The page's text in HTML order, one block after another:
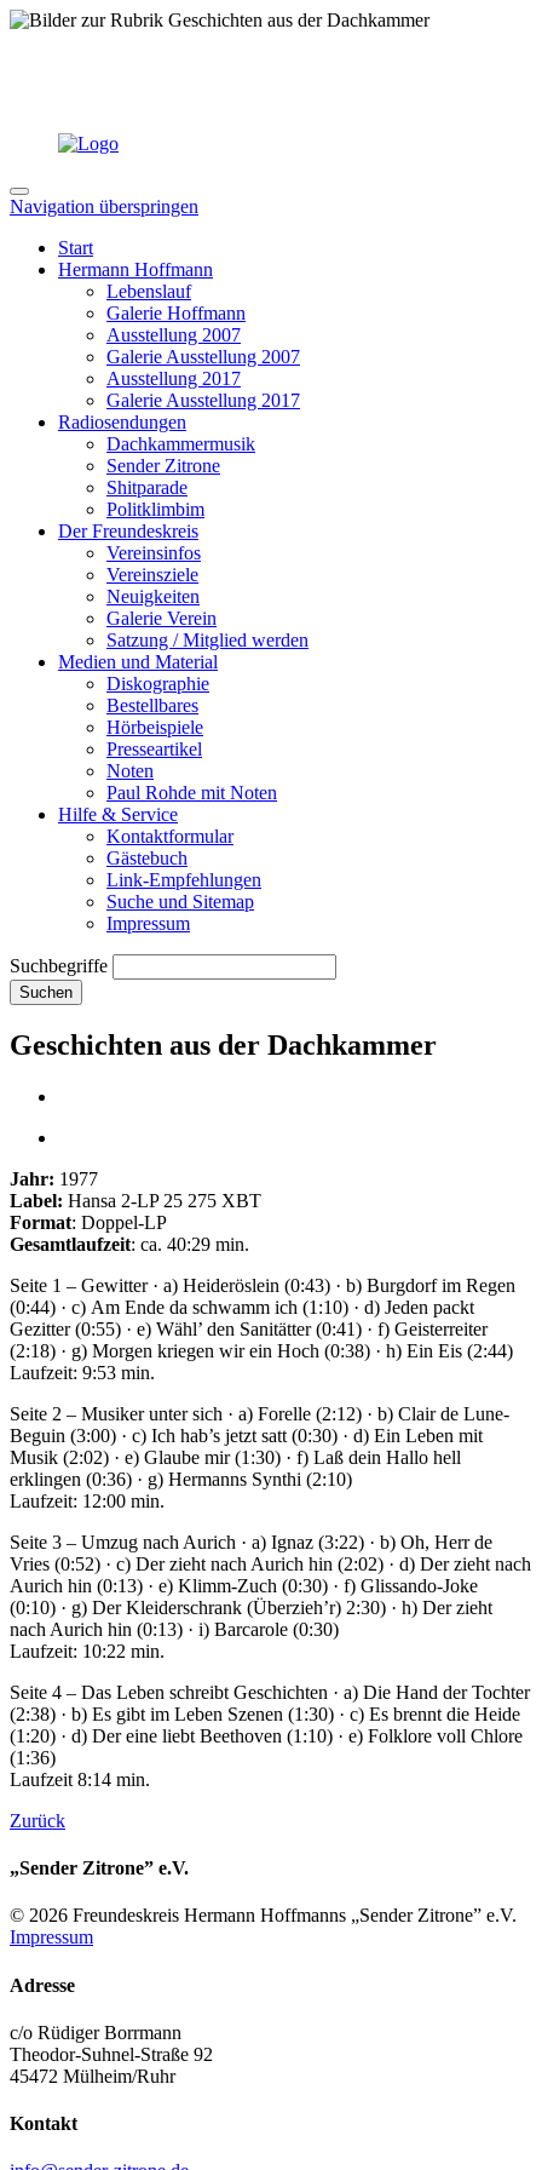
Navigation überspringen
Start
Hermann Hoffmann
Lebenslauf
Galerie Hoffmann
Ausstellung 2007
Galerie Ausstellung 2007
Ausstellung 2017
Galerie Ausstellung 2017
Radiosendungen
Dachkammermusik
Sender Zitrone
Shitparade
Politklimbim
Der Freundeskreis
Vereinsinfos
Vereinsziele
Neuigkeiten
Galerie Verein
Satzung / Mitglied werden
Medien und Material
Diskographie
Bestellbares
Hörbeispiele
Presseartikel
Noten
Paul Rohde mit Noten
Hilfe & Service
Kontaktformular
Gästebuch
Link-Empfehlungen
Suche und Sitemap
Impressum
Suchbegriffe
Suchen
Geschichten aus der Dachkammer
Jahr: 1977
Label: Hansa 2-LP 25 275 XBT
Format: Doppel-LP
Gesamtlaufzeit: ca. 40:29 min.
Seite 1 – Gewitter · a) Heide­röslein (0:43) · b) Burgdorf im Regen
(0:44) · c) Am Ende da schwamm ich (1:10) · d) Jeden packt
Gezitter (0:55) · e) Wähl’ den Sanitätter (0:41) · f) Geister­reiter
(2:18) · g) Morgen kriegen wir ein Hoch (0:38) · h) Ein Eis (2:44)
Laufzeit: 9:53 min.
Seite 2 – Musiker unter sich · a) Forelle (2:12) · b) Clair de Lune-
Beguin (3:00) · c) Ich hab’s jetzt satt (0:30) · d) Ein Leben mit
Musik (2:02) · e) Glaube mir (1:30) · f) Laß dein Hallo hell
erklingen (0:36) · g) Hermanns Synthi (2:10)
Laufzeit: 12:00 min.
Seite 3 – Umzug nach Aurich · a) Ignaz (3:22) · b) Oh, Herr de
Vries (0:52) · c) Der zieht nach Aurich hin (2:02) · d) Der zieht nach
Aurich hin (0:13) · e) Klimm-Zuch (0:30) · f) Glissando-Joke
(0:10) · g) Der Kleiderschrank (Überzieh’r) 2:30) · h) Der zieht
nach Aurich hin (0:13) · i) Barcarole (0:30)
Laufzeit: 10:22 min.
Seite 4 – Das Leben schreibt Geschichten · a) Die Hand der Tochter
(2:38) · b) Es gibt im Leben Szenen (1:30) · c) Es brennt die Heide
(1:20) · d) Der eine liebt Beethoven (1:10) · e) Folklore voll Chlore
(1:36)
Laufzeit 8:14 min.
Zurück
„Sender Zitrone” e.V.
© 2026 Freundes­kreis Her­mann Hoff­manns „Sender Zitrone” e.V.
Impressum
Adresse
c/o Rüdiger Borrmann
Theodor-Suhnel-Straße 92
45472 Mülheim/Ruhr
Kontakt